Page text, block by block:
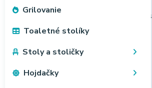
Grilovanie
Toaletné stolíky
Stoly a stoličky
Hojdačky
INLEA Kryt pružín na trampolínu s
celkovým priemerom 305 cm -
modrý
20,90 €